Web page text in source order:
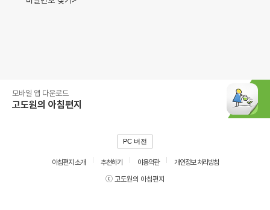
모바일 앱 다운로드
고도원의 아침편지
PC 버전
아침편지 소개 추천하기 이용약관
개인정보 처리방침
ⓒ 고도원의 아침편지